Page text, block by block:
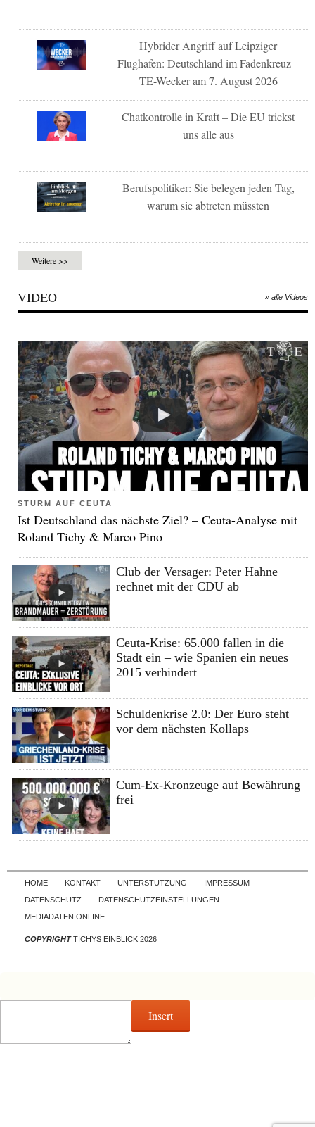
Hybrider Angriff auf Leipziger
Flughafen: Deutschland im Fadenkreuz –
TE-Wecker am 7. August 2026
Chatkontrolle in Kraft – Die EU trickst
uns alle aus
Berufspolitiker: Sie belegen jeden Tag,
warum sie abtreten müssten
Weitere >>
VIDEO » alle Videos
STURM AUF CEUTA
Ist Deutschland das nächste Ziel? – Ceuta-Analyse mit
Roland Tichy & Marco Pino
Club der Versager: Peter Hahne
rechnet mit der CDU ab
Ceuta-Krise: 65.000 fallen in die
Stadt ein – wie Spanien ein neues
2015 verhindert
Schuldenkrise 2.0: Der Euro steht
vor dem nächsten Kollaps
Cum-Ex-Kronzeuge auf Bewährung
frei
Skip to content
HOME KONTAKT UNTERSTÜTZUNG
IMPRESSUM
DATENSCHUTZ
DATENSCHUTZEINSTELLUNGEN
MEDIADATEN ONLINE
COPYRIGHTTICHYS EINBLICK 2026
Insert